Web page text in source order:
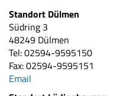
Standort Dülmen
Südring 3
48249 Dülmen
Tel: 02594-9595150
Fax: 02594-9595151
Email